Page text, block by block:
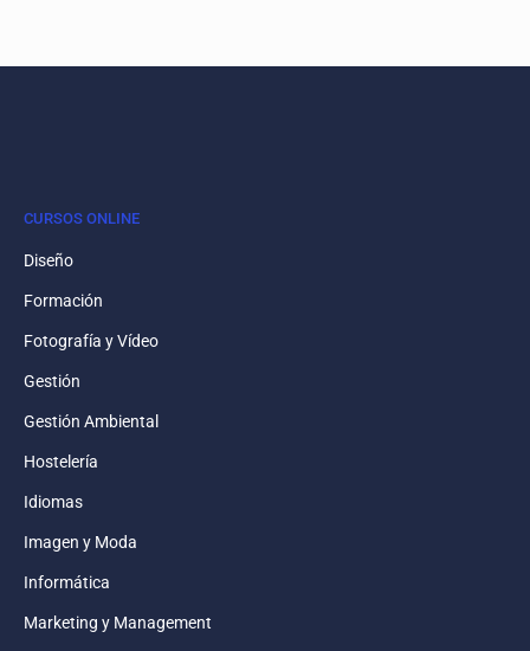
CURSOS ONLINE
Diseño
Formación
Fotografía y Vídeo
Gestión
Gestión Ambiental
Hostelería
Idiomas
Imagen y Moda
Informática
Marketing y Management